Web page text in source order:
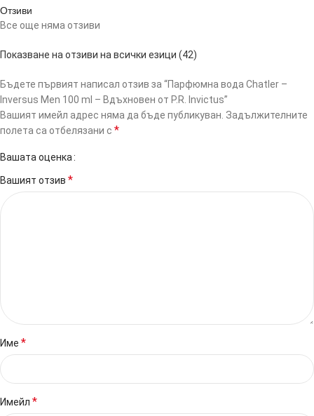
Отзиви
Все още няма отзиви
Показване на отзиви на всички езици (42)
Бъдете първият написал отзив за “Парфюмна вода Chatler –
Inversus Men 100 ml – Вдъхновен от P.R. Invictus”
Вашият имейл адрес няма да бъде публикуван. Задължителните
полета са отбелязани с *
Вашата оценка
Вашият отзив *
Име *
Имейл *